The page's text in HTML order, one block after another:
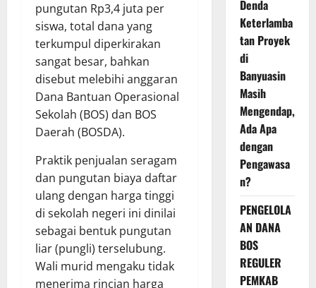
pungutan Rp3,4 juta per
siswa, total dana yang
terkumpul diperkirakan
sangat besar, bahkan
disebut melebihi anggaran
Dana Bantuan Operasional
Sekolah (BOS) dan BOS
Daerah (BOSDA).
Praktik penjualan seragam
dan pungutan biaya daftar
ulang dengan harga tinggi
di sekolah negeri ini dinilai
sebagai bentuk pungutan
liar (pungli) terselubung.
Wali murid mengaku tidak
menerima rincian harga
Denda
Keterlamba
tan Proyek
di
Banyuasin
Masih
Mengendap,
Ada Apa
dengan
Pengawasa
n?
PENGELOLA
AN DANA
BOS
REGULER
PEMKAB